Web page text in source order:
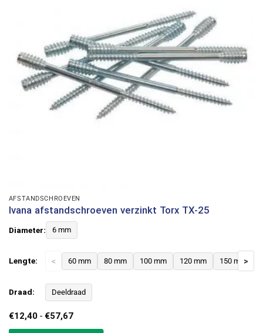
AFSTANDSCHROEVEN
Ivana afstandschroeven verzinkt Torx TX-25
Diameter: 6 mm
Lengte: < 60 mm 80 mm 100 mm 120 mm 150 mm>
Draad: Deeldraad
€12,40 - €57,67Prijsklasse: